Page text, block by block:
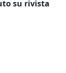
su rivista